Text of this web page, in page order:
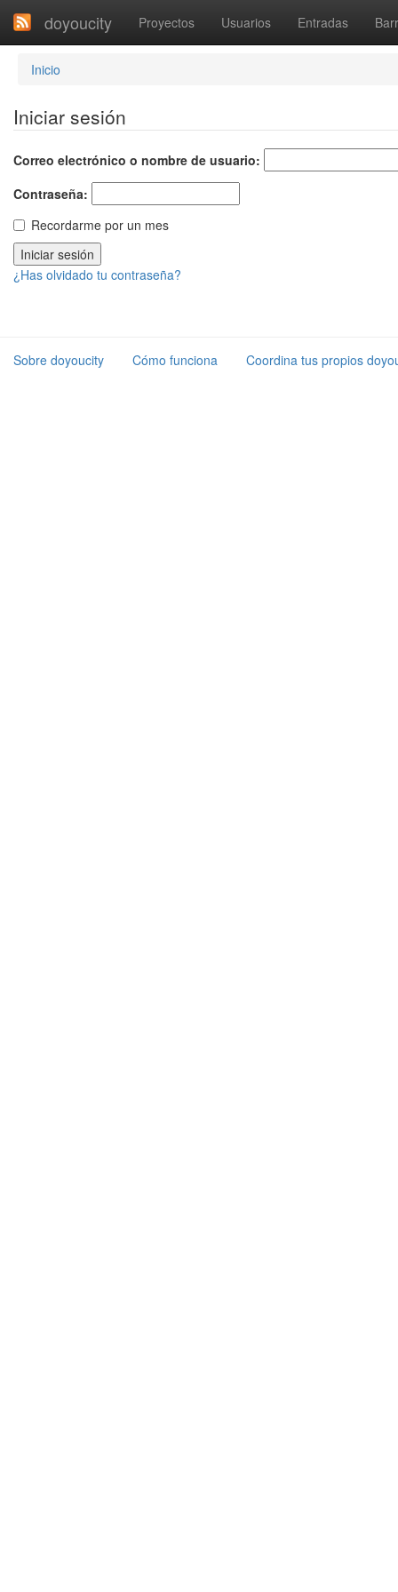
doyoucity Proyectos Usuarios Entradas
Inicio
Iniciar sesión
Correo electrónico o nombre de usuario:
Contraseña:
Recordarme por un mes
¿Has olvidado tu contraseña?
Sobre doyoucity Cómo funciona Coordina tus propios